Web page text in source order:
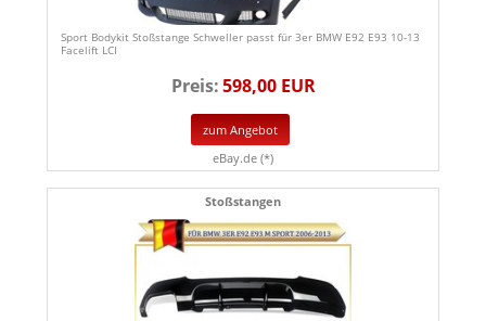
Sport Bodykit Stoßstange Schweller passt für 3er BMW E92 E93 10-13
Facelift LCI
Preis:598,00 EUR
zum Angebot
eBay.de (*)
Stoßstangen